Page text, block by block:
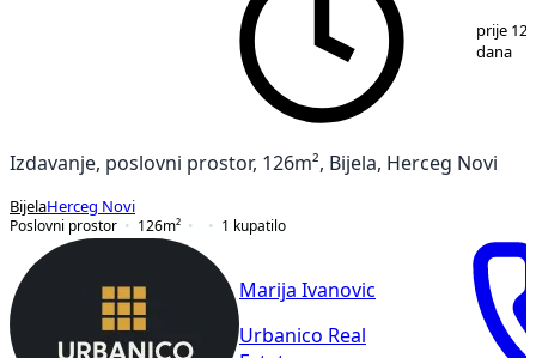
prije 128
dana
Izdavanje, poslovni prostor, 126m², Bijela, Herceg Novi
BijelaHerceg Novi
Poslovni prostor
126m² 1 kupatilo
Marija Ivanovic
Urbanico Real